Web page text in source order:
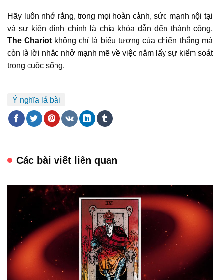
Hãy luôn nhớ rằng, trong mọi hoàn cảnh, sức mạnh nội tại
và sự kiên định chính là chìa khóa dẫn đến thành công.
The Chariot không chỉ là biểu tượng của chiến thắng mà
còn là lời nhắc nhở mạnh mẽ về việc nắm lấy sự kiểm soát
trong cuộc sống.
Ý nghĩa lá bài
Các bài viết liên quan